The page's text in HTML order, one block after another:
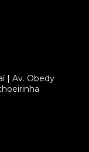
| Av. Obedy